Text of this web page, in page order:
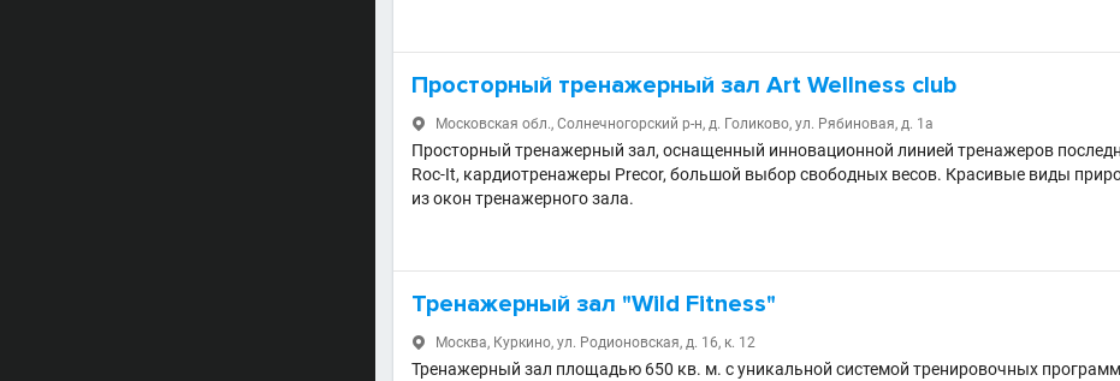
Просторный тренажерный зал Art Wellness club
 Московская обл., Солнечногорский р-н, д. Голиково, ул. Рябиновая, д. 1а
Просторный тренажерный зал, оснащенный инновационной линией тренажеров
Roc-It, кардиотренажеры Precor, большой выбор свободных весов. Красивые виды
из окон тренажерного зала.
Тренажерный зал "Wild Fitness"
 Москва, Куркино, ул. Родионовская, д. 16, к. 12
Тренажерный зал площадью 650 кв. м. с уникальной системой тренировочных программ